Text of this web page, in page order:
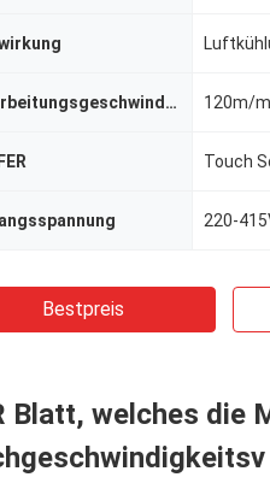
Verarbeitungsgeschwindigkeit 120m/
Touch
220-
Bestpreis
Blatt, welches die